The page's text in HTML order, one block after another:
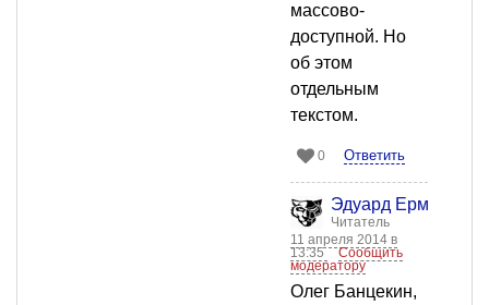
массово-
доступной. Но
об этом
отдельным
текстом.
0 Ответить
Эдуард Ермоленко
Читатель
11 апреля 2014 в
13:35
Сообщить
модератору
Олег Банцекин,